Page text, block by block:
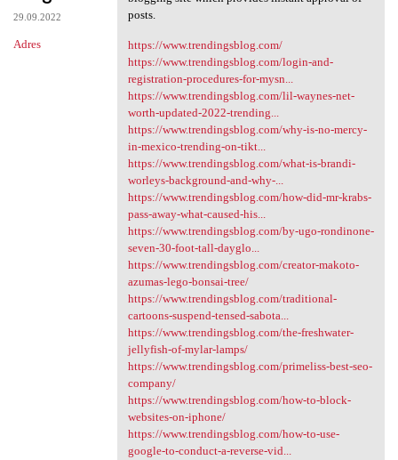
29.09.2022
Adres
posts.
https://www.trendingsblog.com/
https://www.trendingsblog.com/login-and-
registration-procedures-for-mysn...
https://www.trendingsblog.com/lil-waynes-net-
worth-updated-2022-trending...
https://www.trendingsblog.com/why-is-no-mercy-
in-mexico-trending-on-tikt...
https://www.trendingsblog.com/what-is-brandi-
worleys-background-and-why-...
https://www.trendingsblog.com/how-did-mr-krabs-
pass-away-what-caused-his...
https://www.trendingsblog.com/by-ugo-rondinone-
seven-30-foot-tall-dayglo...
https://www.trendingsblog.com/creator-makoto-
azumas-lego-bonsai-tree/
https://www.trendingsblog.com/traditional-
cartoons-suspend-tensed-sabota...
https://www.trendingsblog.com/the-freshwater-
jellyfish-of-mylar-lamps/
https://www.trendingsblog.com/primeliss-best-seo-
company/
https://www.trendingsblog.com/how-to-block-
websites-on-iphone/
https://www.trendingsblog.com/how-to-use-
google-to-conduct-a-reverse-vid...